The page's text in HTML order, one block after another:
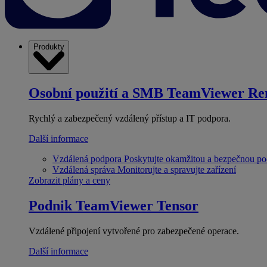
Produkty
Osobní použití a SMB TeamViewer
Rychlý a zabezpečený vzdálený přístup a IT podpora.
Další informace
Vzdálená podpora Poskytujte okamžitou a bezpečnou
Vzdálená správa Monitorujte a spravujte zařízení
Zobrazit plány a ceny
Podnik TeamViewer Tensor
Vzdálené připojení vytvořené pro zabezpečené operace.
Další informace